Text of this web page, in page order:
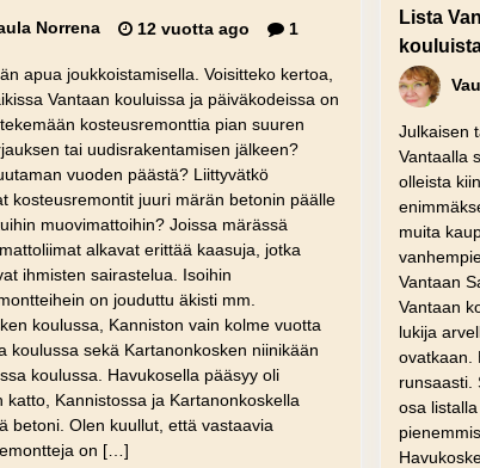
Norrena 12 vuotta ago 1
apua joukkoistamisella. Voisitteko kertoa,
Vantaan kouluissa ja päiväkodeissa on
kosteusremonttia pian suuren
tai uudisrakentamisen jälkeen?
vuoden päästä? Liittyvätkö
kosteusremontit juuri märän betonin päälle
muovimattoihin? Joissa märässä
alkavat erittää kaasuja, jotka
ihmisten sairastelua. Isoihin
on jouduttu äkisti mm.
koulussa, Kanniston vain kolme vuotta
koulussa sekä Kartanonkosken niinikään
koulussa. Havukosella pääsyy oli
katto, Kannistossa ja Kartanonkoskella
betoni. Olen kuullut, että vastaavia
on […]
Lista
Julkaisen
Vantaalla
olleista
muita
Vantaan
Vantaan
lukija
ovatkaan.
runsaasti.
osa